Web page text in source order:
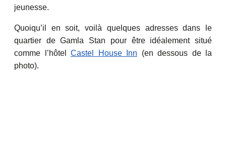
jeunesse.
Quoiqu’il en soit, voilà quelques adresses dans le
quartier de Gamla Stan pour être idéalement situé
comme l’hôtel Castel House Inn (en dessous de la
photo).